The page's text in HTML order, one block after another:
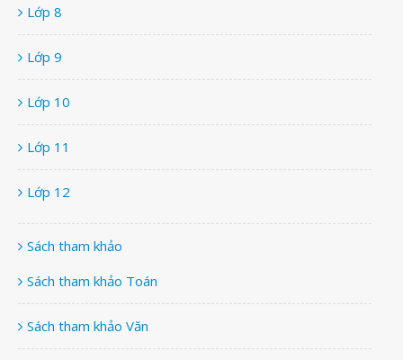
Lớp 8
Lớp 9
Lớp 10
Lớp 11
Lớp 12
Sách tham khảo
Sách tham khảo Toán
Sách tham khảo Văn